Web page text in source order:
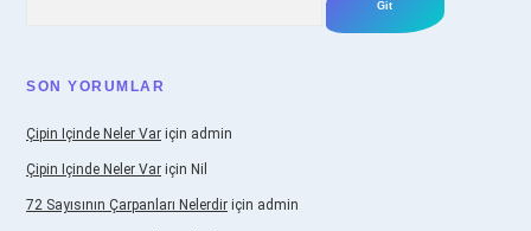
SON YORUMLAR
Çipin Içinde Neler Var için admin
Çipin Içinde Neler Var için Nil
72 Sayısının Çarpanları Nelerdir için admin